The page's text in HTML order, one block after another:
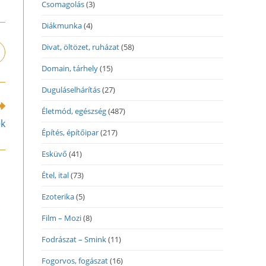
Csomagolás(3)
Diákmunka(4)
Divat, öltözet, ruházat(58)
Domain, tárhely(15)
Duguláselhárítás(27)
Életmód, egészség(487)
Építés, építőipar(217)
Esküvő (41)
Étel, ital(73)
Ezoterika(5)
Film – Mozi(8)
Fodrászat – Smink(11)
Fogorvos, fogászat(16)